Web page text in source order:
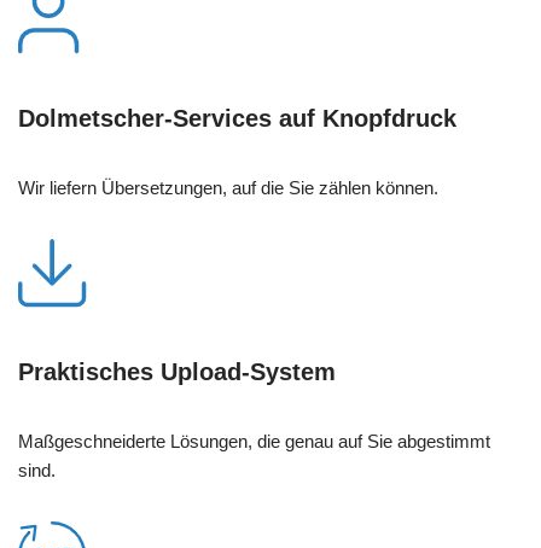
Dolmetscher-Services auf Knopfdruck
Wir liefern Übersetzungen, auf die Sie zählen können.
Praktisches Upload-System
Maßgeschneiderte Lösungen, die genau auf Sie abgestimmt
sind.